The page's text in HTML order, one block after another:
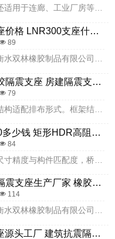
此外，该型号支座还适用于连廊、工业厂房等建筑结构，能够有效提升结构的抗震性能，延长建筑使用寿命。在实际工程应用中，衡水双林橡胶制品有限公司生产的 LNR 水平力...
高层隔震橡胶支座价格 LNR300支座什么价格 HDR1100高阻尼橡胶隔震支座
89
建筑矩形铅芯橡胶隔震支座 房建隔震支座 LNR天然橡胶隔震支座源头工厂
79
隔震支座LRB500多少钱 矩形HDR高阻尼隔震支座 建筑铅芯减隔震支座
84
建筑高阻尼减震隔震支座生产厂家 橡胶隔震支座价 LNR1300橡胶隔震支座厂家电话
114
此次项目应用，是衡水双林橡胶制品有限公司隔震支座在九年一贯制校园建设领域的规模化成功实践。衡水双林深耕隔震支座领域，贴合校园各类建筑的隔震需求，提供适配的产品与...
HDR700隔震支座源头工厂 建筑抗震隔震支座工厂生产厂家 圆形铅芯橡胶隔震支座多少钱